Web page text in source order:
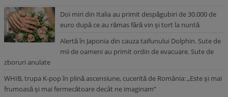
Doi miri din Italia au primit despăgubiri de 30.000 de
euro după ce au rămas fără vin și tort la nuntă
Alertă în Japonia din cauza taifunului Dolphin. Sute de
mii de oameni au primit ordin de evacuare. Sute de
zboruri anulate
WHIB, trupa K-pop în plină ascensiune, cucerită de România: „Este și mai
frumoasă și mai fermecătoare decât ne imaginam”